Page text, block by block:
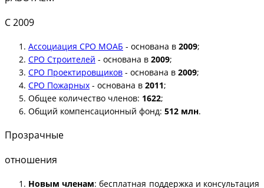
С 2009
Ассоциация СРО МОАБ - основана в 2009;
СРО Строителей - основана в 2009;
СРО Проектировщиков - основана в 2009;
СРО Пожарных - основана в 2011;
Общее количество членов: 1622;
Общий компенсационный фонд: 512 млн.
Прозрачные
отношения
Новым членам: бесплатная поддержка и консультация